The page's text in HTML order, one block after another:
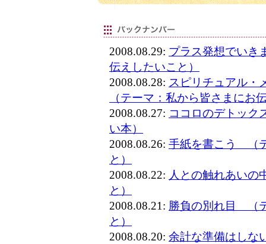
2008.08.29: プラス発想でい
伝えしたいこと）
2008.08.28: スピリチュアル
（テーマ：私から皆さまにお
2008.08.27: ココロのデトッ
い本）
2008.08.26: 手紙を書こう （
と）
2008.08.22: 人との触れあい
と）
2008.08.21: 勝負の別れ目 （
と）
2008.08.20: 余計な準備はしな